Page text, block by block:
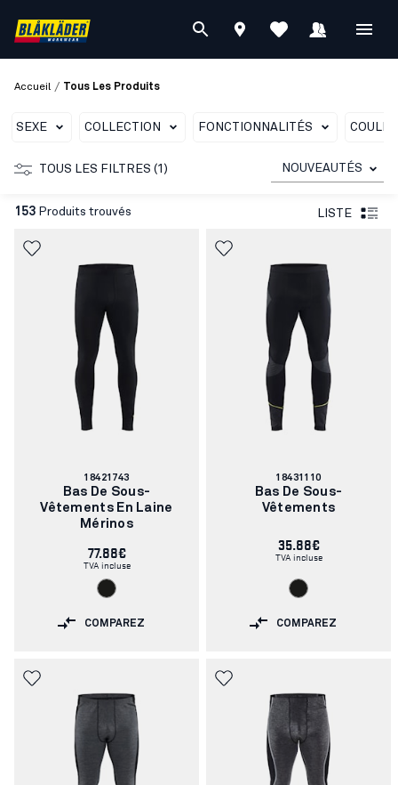
Accueil / Tous Les Produits
SEXE COLLECTION FONCTIONNALITÉS
TOUS LES FILTRES (1) NOUVEAUTÉS
153 Produits trouvés LISTE
Numéro
d'article:
18421743
Bas De Sous-
Vêtements En Laine
Mérinos
77.88€
TVA incluse
COMPAREZ
Numéro
d'article:
18431110
Bas De Sous-
Vêtements
35.88€
TVA incluse
COMPAREZ